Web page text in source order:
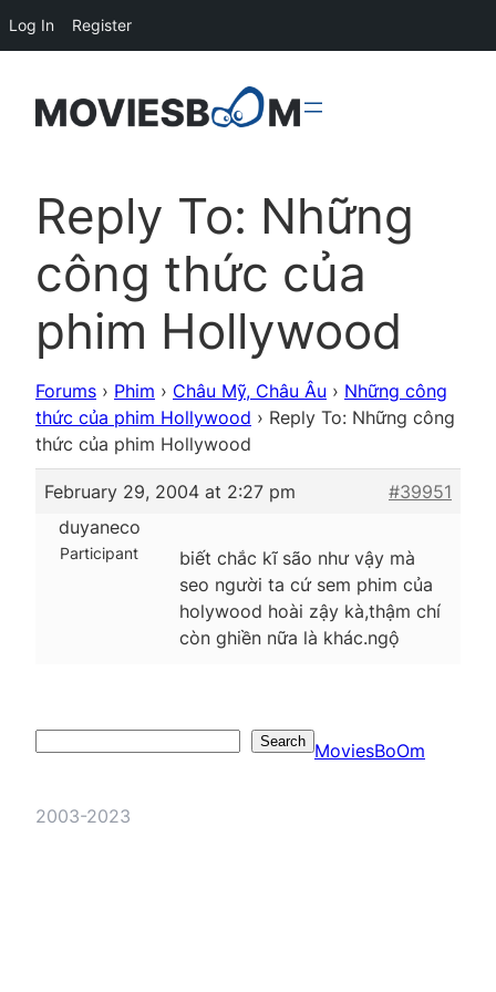
Reply To: Những
công thức của
phim Hollywood
Forums › Phim › Châu Mỹ, Châu Âu › Những công
thức của phim Hollywood › Reply To: Những công
thức của phim Hollywood
February 29, 2004 at 2:27 pm
#39951
duyaneco
Participant
biết chắc kĩ são như vậy mà
seo người ta cứ sem phim của
holywood hoài zậy kà,thậm chí
còn ghiền nữa là khác.ngộ
Search MoviesBoOm
2003-2023
Log In Register